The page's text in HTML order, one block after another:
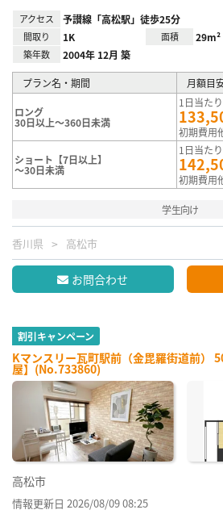
アクセス 予讃線「高松駅」徒歩25分
間取り 1K 面積 29m²
築年数 2004年 12月 築
プラン名・期間 月額目
ロング
30日以上～360日未満
1日当た
初期費用
ショート【7日以上】
～30日未満
1日当た
初期費用
学生向け
香川県 高松市
お問合わせ
割引キャンペーン
Kマンスリー瓦町駅前（金毘羅街道前）
屋】(No.733860)
高松市
情報更新日 2026/08/09 08:25